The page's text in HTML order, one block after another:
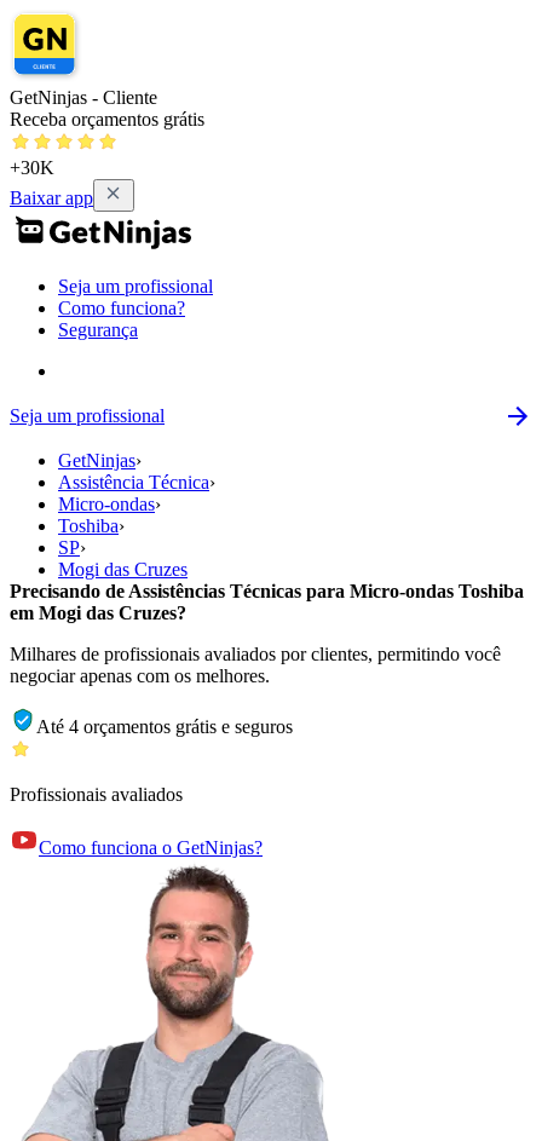
GetNinjas - Cliente
Receba orçamentos grátis
+30K
Baixar app
Seja um profissional
Como funciona?
Segurança
Seja um profissional
GetNinjas›
Assistência Técnica›
Micro-ondas›
Toshiba›
SP›
Mogi das Cruzes
Precisando de Assistências Técnicas para Micro-ondas Toshiba
em Mogi das Cruzes?
Milhares de profissionais avaliados por clientes, permitindo você
negociar apenas com os melhores.
Até 4 orçamentos grátis e seguros
Profissionais avaliados
Como funciona o GetNinjas?